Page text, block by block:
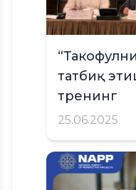
татбиқ
тренинг
25.06.2025